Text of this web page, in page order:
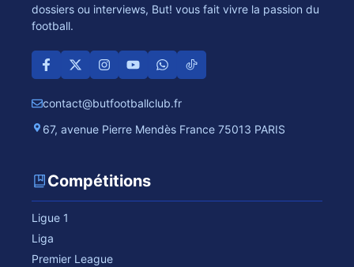
dossiers ou interviews, But! vous fait vivre la passion du
football.
contact@butfootballclub.fr
67, avenue Pierre Mendès France 75013 PARIS
Compétitions
Ligue 1
Liga
Premier League